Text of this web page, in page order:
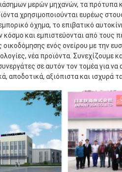
μερών μηχανών, τα πρότυπα
χρησιμοποιούνται ευρέως
όχημα, το επιβατικό
και εμπιστεύονται από τους
οικοδόμησης ενός ονείρου με την
νέα προϊόντα. Συνεχίζουμε
σε αυτόν τον τομέα για
αποδοτικά, αξιόπιστα και ισχυρά